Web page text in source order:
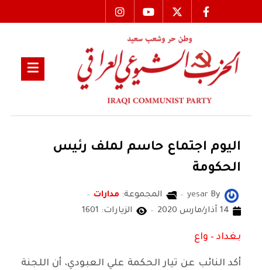
اليوم اجتماع حاسم لملف رئيس
الحكومة
By
yesar المجموعة: مدارات
14 آذار/مارس 2020
الزيارات: 1601
بغداد – واع
أكد النائب عن تيار الحكمة علي العبودي، أن اللجنة